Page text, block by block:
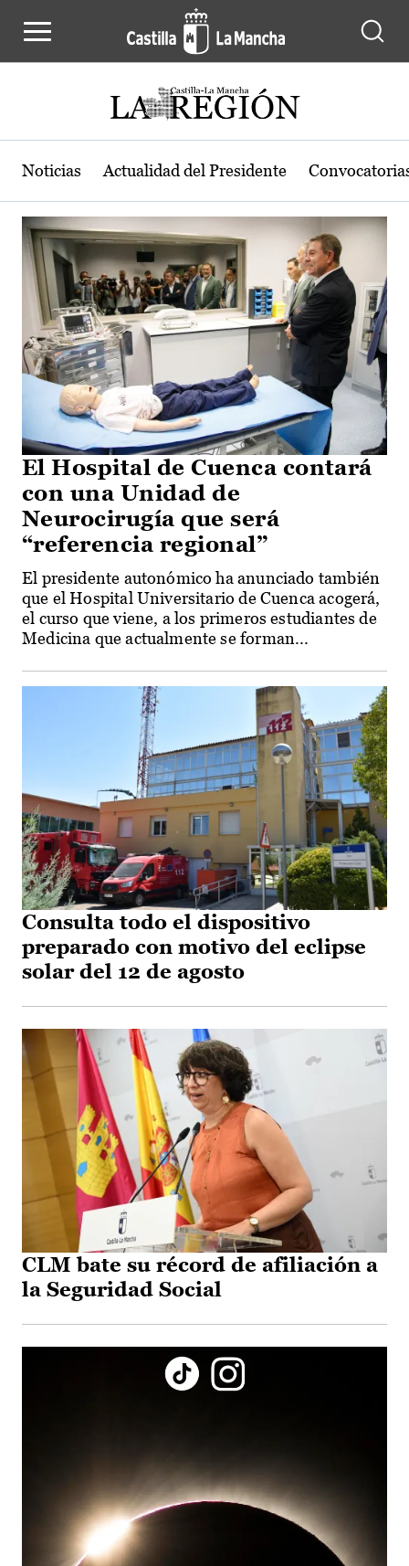
Actualidad de la región de Castilla-
Noticias Actualidad del Presidente
El Hospital de Cuenca contará
con una Unidad de
Neurocirugía que será
“referencia regional”
El presidente autonómico ha anunciado también
que el Hospital Universitario de Cuenca acogerá,
el curso que viene, a los primeros estudiantes de
Medicina que actualmente se forman...
Consulta todo el dispositivo
preparado con motivo del eclipse
solar del 12 de agosto
CLM bate su récord de afiliación a
la Seguridad Social